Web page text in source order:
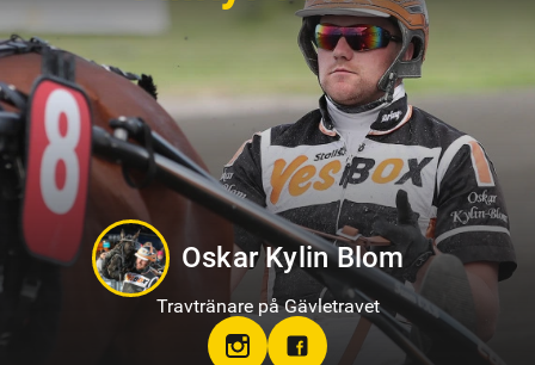
Philip Di Luca
Travtränare på Sundbyholmstravet i Eskilstuna
hloclucaboy